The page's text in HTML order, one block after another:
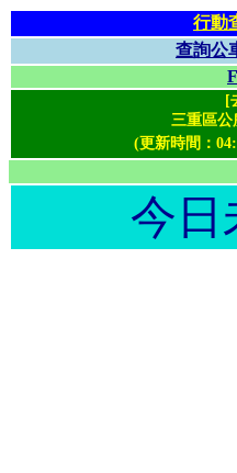
行動
查詢公
[
三重區公
(更新時間：
今日